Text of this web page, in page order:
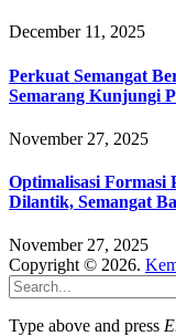
December 11, 2025
Perkuat Semangat
Semarang Kunjungi
November 27, 2025
Optimalisasi Formasi
Dilantik, Semangat
November 27, 2025
Copyright © 2026.
Type above and press